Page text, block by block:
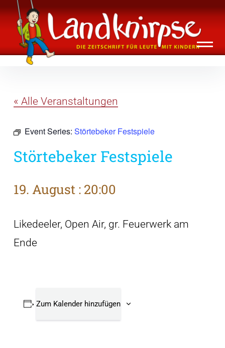
Inhalte
überspringen
Landknirpse – Die Zeitschrift für Leute
mit Kindern
« Alle Veranstaltungen
Event Series: Störtebeker Festspiele
Störtebeker Festspiele
19. August : 20:00
Likedeeler, Open Air, gr. Feuerwerk am
Ende
Zum Kalender hinzufügen